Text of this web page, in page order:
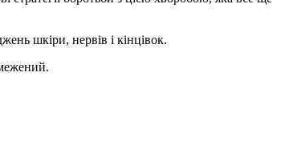
шкіри, нервів і кінцівок.